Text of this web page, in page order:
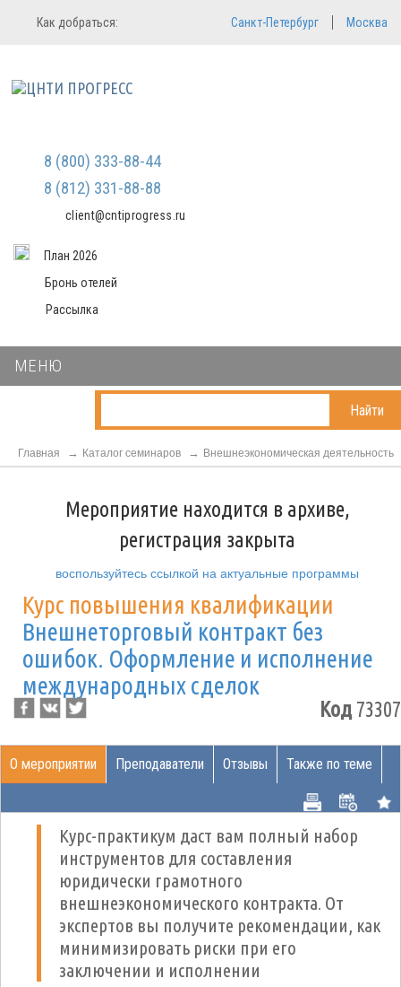
Регистрация
Мы не передаем ваши данные
третьим лицам и не рассылаем
Вход в систему
Как добраться: Санкт-Петербург Москва
8 (800) 333-88-44
8 (812) 331-88-88
client@cntiprogress.ru
План 2026
Бронь отелей
Рассылка
МЕНЮ
Найти
Главная Каталог семинаров Внешнеэкономическая деятельность
Мероприятие находится в архиве,
регистрация закрыта
воспользуйтесь ссылкой на актуальные программы
Курс повышения квалификации
Внешнеторговый контракт без
ошибок. Оформление и исполнение
международных сделок
Код73307
О мероприятии Преподаватели Отзывы Также по теме
Курс-практикум даст вам полный набор
инструментов для составления
юридически грамотного
внешнеэкономического контракта. От
экспертов вы получите рекомендации, как
минимизировать риски при его
заключении и исполнении